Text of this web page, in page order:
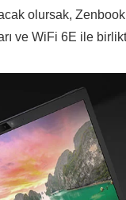
olursak,
ve WiFi 6E ile